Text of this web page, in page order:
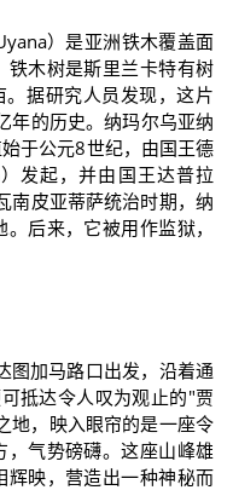
）是亚洲铁木覆盖面
铁木树是斯里兰卡特有树
据研究人员发现，这片
年的历史。纳玛尔乌亚纳
于公元8世纪，由国王德
发起，并由国王达普拉
南皮亚蒂萨统治时期，纳
后来，它被用作监狱，
图加马路口出发，沿着通
抵达令人叹为观止的"贾
地，映入眼帘的是一座令
，气势磅礴。这座山峰雄
辉映，营造出一种神秘而